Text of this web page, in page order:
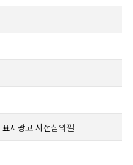
시광고 사전심의필